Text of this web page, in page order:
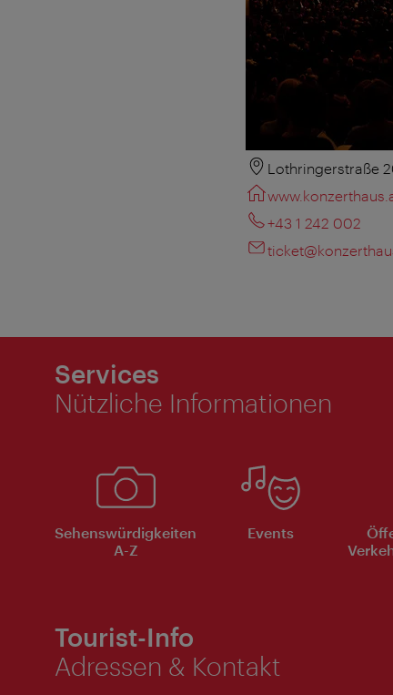
Lothringerstraße
+43 1 242 002
Services
Nützliche Informationen
Sehenswürdigkeiten
A-Z
Events
Tourist-Info
Adressen & Kontakt